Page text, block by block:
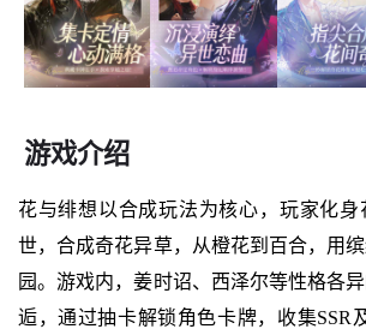
游戏介绍
花与绯想以合成玩法为核心，玩家化
世，合成奇花异草，从橙花到百合，用
园。游戏内，姜时诏、西泽尔等性格各
逅，通过抽卡解锁角色卡牌，收集SSR